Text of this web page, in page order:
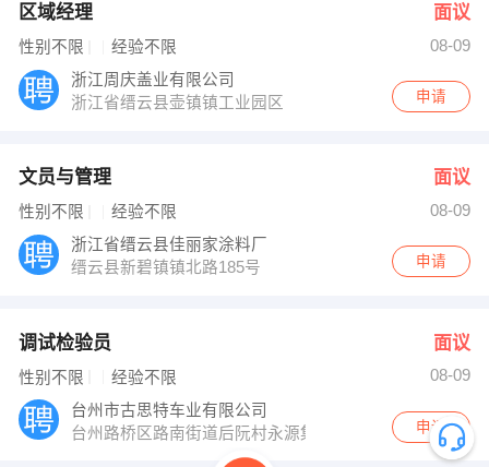
区域经理 面议
性别不限 经验不限
08-09
浙江周庆盖业有限公司
浙江省缙云县壶镇镇工业园区
申请
文员与管理 面议
性别不限 经验不限
08-09
浙江省缙云县佳丽家涂料厂
缙云县新碧镇镇北路185号
申请
调试检验员 面议
性别不限 经验不限
08-09
台州市古思特车业有限公司
台州路桥区路南街道后阮村永源集团内----古思特机车
申请